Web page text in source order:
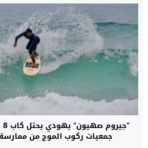
جمعيات ركوب الموج من